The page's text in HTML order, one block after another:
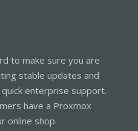
to make sure you are
stable updates and
enterprise support.
have a Proxmox
online shop.